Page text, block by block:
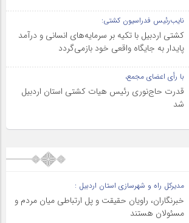
نایب‌رئیس فدراسیون کشتی:
کشتی اردبیل با تکیه بر سرمایه‌های انسانی و درآمد
پایدار به جایگاه واقعی خود بازمی‌گردد
با رأی اعضای مجمع،
قدرت حاج‌نوری رئیس هیات کشتی استان اردبیل
شد
مدیرکل راه و شهرسازی استان اردبیل :
خبرنگاران، راویان حقیقت و پل ارتباطی میان مردم و
مسئولان هستند